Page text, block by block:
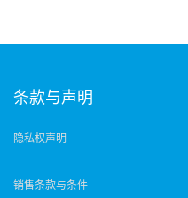
条款与声明
隐私权声明
销售条款与条件